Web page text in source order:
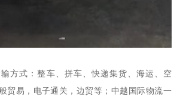
方式：整车、拼车、快递集货、海运、空
贸易，电子通关，边贸等；中越国际物流一